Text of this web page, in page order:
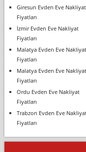
Giresun Evden Eve Nakliyat
Fiyatları
İzmir Evden Eve Nakliyat
Fiyatları
Malatya Evden Eve Nakliyat
Fiyatları
Malatya Evden Eve Nakliyat
Fiyatları
Ordu Evden Eve Nakliyat
Fiyatları
Trabzon Evden Eve
Fiyatları